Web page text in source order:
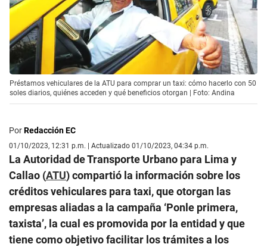
Préstamos vehiculares de la ATU para comprar un taxi: cómo hacerlo con 50
soles diarios, quiénes acceden y qué beneficios otorgan | Foto: Andina
PorRedacción EC
01/10/2023, 12:31 p.m. | Actualizado 01/10/2023, 04:34 p.m.
La Autoridad de Transporte Urbano para Lima y
Callao (ATU) compartió la información sobre los
créditos vehiculares para taxi, que otorgan las
empresas aliadas a la campaña ‘Ponle primera,
taxista’, la cual es promovida por la entidad y que
tiene como objetivo facilitar los trámites a los